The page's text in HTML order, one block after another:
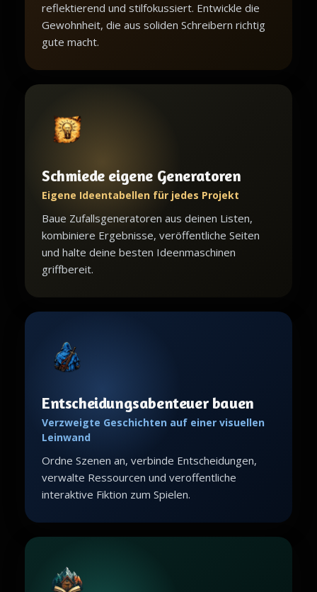
reflektierend und stilfokussiert. Entwickle die
Gewohnheit, die aus soliden Schreibern richtig
gute macht.
Schmiede eigene Generatoren
Eigene Ideentabellen für jedes Projekt
Baue Zufallsgeneratoren aus deinen Listen,
kombiniere Ergebnisse, veröffentliche Seiten
und halte deine besten Ideenmaschinen
griffbereit.
Entscheidungsabenteuer bauen
Verzweigte Geschichten auf einer visuellen
Leinwand
Ordne Szenen an, verbinde Entscheidungen,
verwalte Ressourcen und veroffentliche
interaktive Fiktion zum Spielen.